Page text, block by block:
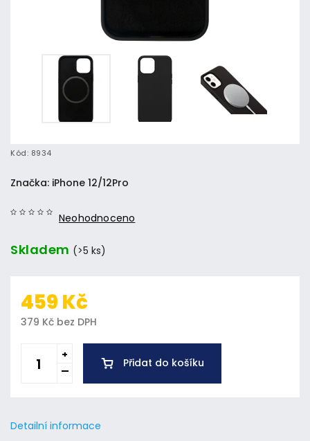
Kód: 8934
Neohodnoceno
Značka: iPhone 12/12Pro
Skladem (>5 ks)
459 Kč
379 Kč bez DPH
Přidat do košíku
Detailní informace